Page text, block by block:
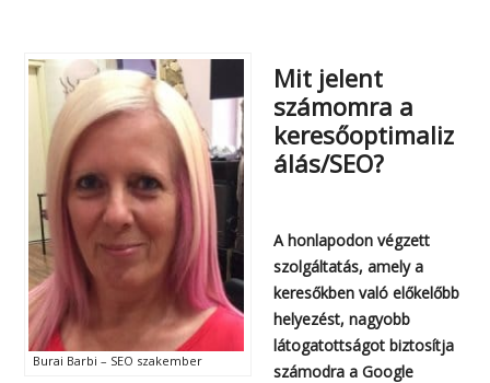
Burai Barbi – SEO szakember
Mit jelent
számomra a
keresőoptimaliz
álás/SEO?
A honlapodon végzett
szolgáltatás, amely a
keresőkben való előkelőbb
helyezést, nagyobb
látogatottságot biztosítja
számodra a Google